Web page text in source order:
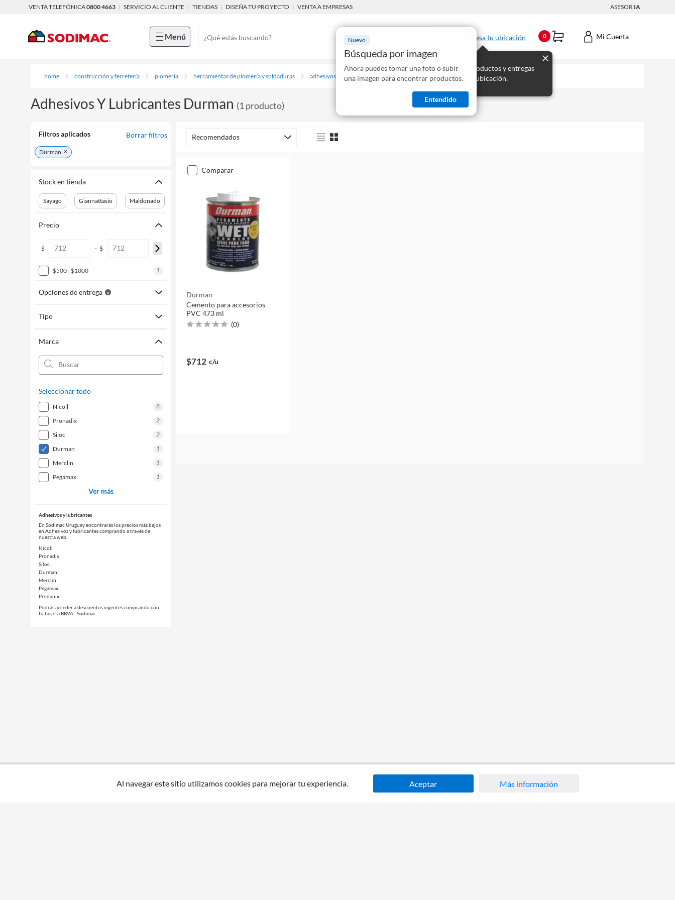
VENTA TELEFÓNICA0800 4663 | SERVICIO AL CLIENTE | TIENDAS | DISEÑA TU PROYECTO | VENTA A EMPRESAS ASESOR IA
Menú Nuevo
Búsqueda por imagen
Ahora puedes tomar una foto o subir
una imagen para encontrar productos.
Entendido
Ingresa tu ubicación
Mostraremos los productos y entregas
disponibles para tu ubicación.
0 Mi Cuenta
home construcción y ferretería plomería herramientas de plomería y soldaduras adhesivos y lubricantes
Adhesivos Y Lubricantes Durman (1 producto)
Filtros aplicados Borrar filtros
Durman
Stock en tienda
Sayago Giannattasio Maldonado
Precio
$ - $
$500 - $1000 1
Opciones de entrega
Tipo
Marca
Seleccionar todo
nicoll
8
pronadix
2
siloc
2
durman
1
merclin
1
pegamax
1
Ver más
Adhesivos y lubricantes
En Sodimac Uruguay encontrarás los precios más bajos
en Adhesivos y lubricantes comprando a través de
nuestra web.
Nicoll
Pronadix
Siloc
Durman
Merclin
Pegamax
Prodanix
Podrás acceder a descuentos vigentes comprando con
tu tarjeta BBVA - Sodimac.
Recomendados
comparar
Durman
Cemento para accesorios
PVC 473 ml
(0)
$712 c/u
Al navegar este sitio utilizamos cookies para mejorar tu experiencia. Aceptar Más información